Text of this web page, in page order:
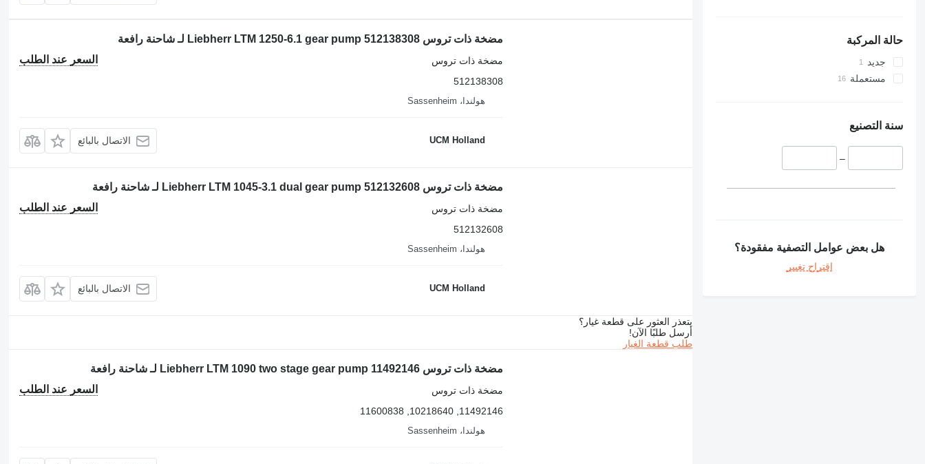
حالة المركبة
جديد
مستعملة
سنة التصنيع
–
هل بعض عوامل التصفية مفقودة؟
اقتراح تغيير
مضخة ذات تروس Liebherr LTM 1250-6.1 gear pump 512138308 لـ شاحنة رافعة
السعر عند الطلب
مضخة ذات تروس
512138308
هولندا، Sassenheim
UCM Holland الاتصال بالبائع
مضخة ذات تروس Liebherr LTM 1045-3.1 dual gear pump 512132608 لـ شاحنة رافعة
السعر عند الطلب
مضخة ذات تروس
512132608
هولندا، Sassenheim
UCM Holland الاتصال بالبائع
يتعذر العثور على قطعة غيار؟
أرسل طلبًا الآن!
طلب قطعة الغيار
مضخة ذات تروس Liebherr LTM 1090 two stage gear pump 11492146 لـ شاحنة رافعة
السعر عند الطلب
مضخة ذات تروس
11492146, 10218640, 11600838
هولندا، Sassenheim